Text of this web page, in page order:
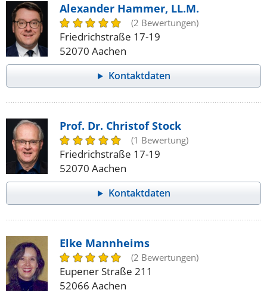
Alexander Hammer, LL.M.
(2 Bewertungen)
Friedrichstraße 17-19
52070 Aachen
Kontaktdaten
Prof. Dr. Christof Stock
(1 Bewertung)
Friedrichstraße 17-19
52070 Aachen
Kontaktdaten
Elke Mannheims
(2 Bewertungen)
Eupener Straße 211
52066 Aachen